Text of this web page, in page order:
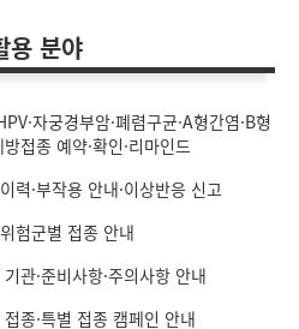
용 분야
자궁경부암·폐렴구균·A형간염·B형
접종 예약·확인·리마인드
력·부작용 안내·이상반응 신고
험군별 접종 안내
관·준비사항·주의사항 안내
접종·특별 접종 캠페인 안내